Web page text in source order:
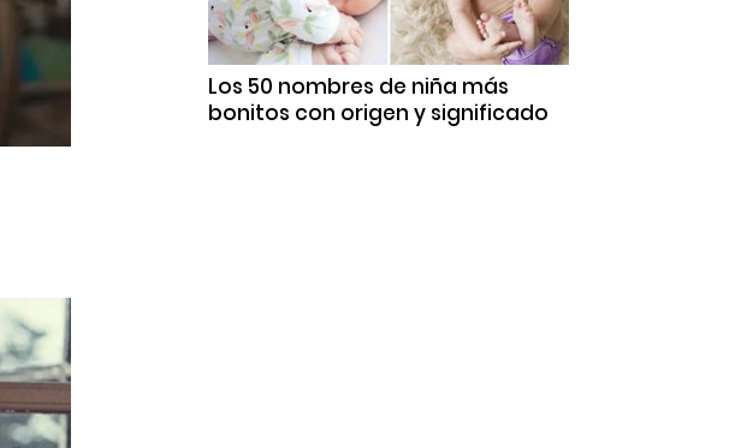
Los 50 nombres de niña más
bonitos con origen y significado